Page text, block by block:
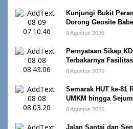
Kunjungi Bukit
Dorong Geosite
9 Agustus 2026
Pernyataan Sikap
Terbakarnya
8 Agustus 2026
Semarak HUT ke-81
UMKM hingga
8 Agustus 2026
Jalan Santai dan